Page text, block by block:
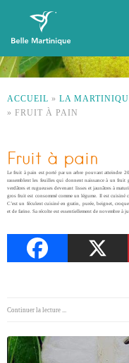
ACCUEIL » LA
» FRUIT À PAIN
Fruit à pain
Le fruit à pain est porté par un arbre pouvant atteindre
rassemblent les feuilles qui donnent naissance à un fruit
verdâtres et rugueuses devenant lisses et jaunâtres à
gros fruit est consommé comme un légume. Il est cuisiné
C’est un féculent cuisiné en gratin, purée, beignet,
et de farine. Sa récolte est essentiellement de novembre à
Continuer la lecture ...